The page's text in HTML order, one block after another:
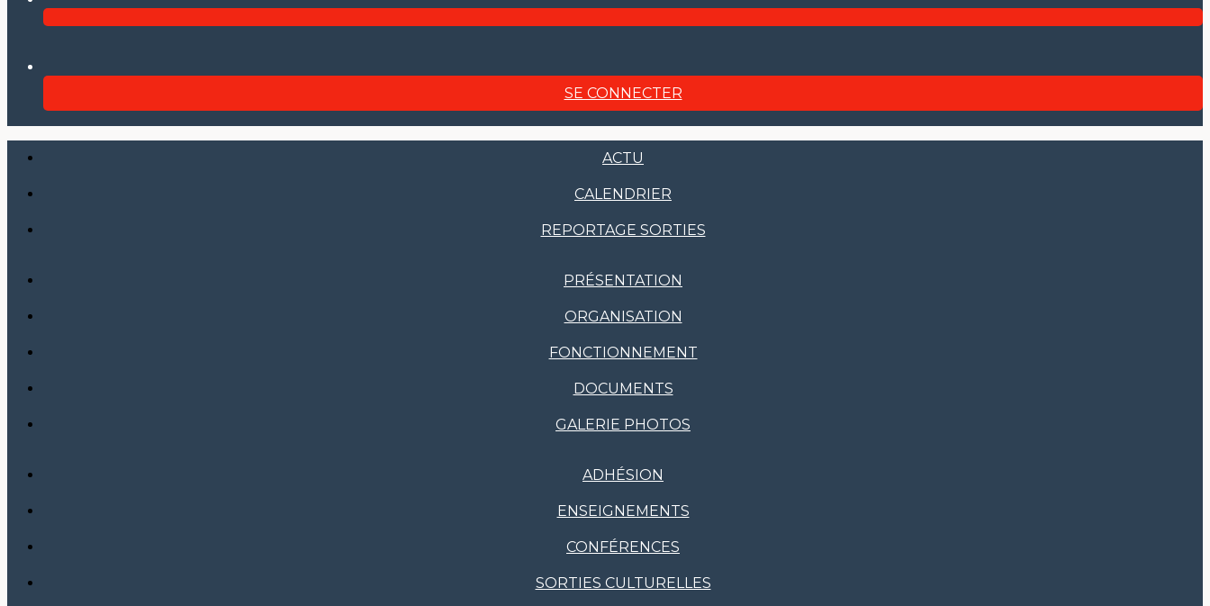
SE CONNECTER
ACTU
CALENDRIER
REPORTAGE SORTIES
PRÉSENTATION
ORGANISATION
FONCTIONNEMENT
DOCUMENTS
GALERIE PHOTOS
ADHÉSION
ENSEIGNEMENTS
CONFÉRENCES
SORTIES CULTURELLES